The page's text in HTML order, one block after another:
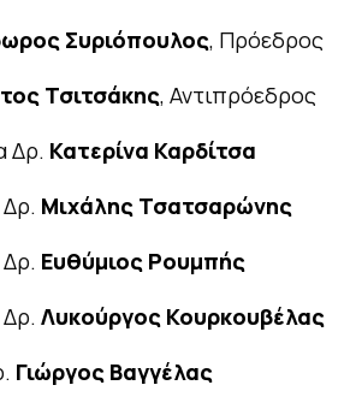
Συριόπουλος, Πρόεδρος
Τσιτσάκης, Αντιπρόεδρος
Δρ. Κατερίνα Καρδίτσα
Μιχάλης Τσατσαρώνης
Ευθύμιος Ρουμπής
Λυκούργος Κουρκουβέλας
Γιώργος Βαγγέλας